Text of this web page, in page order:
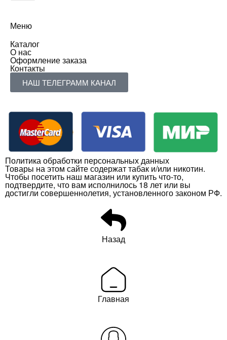
Меню
Каталог
О нас
Оформление заказа
Контакты
НАШ ТЕЛЕГРАММ КАНАЛ
Политика обработки персональных данных
Товары на этом сайте содержат табак и/или никотин.
Чтобы посетить наш магазин или купить что-то,
подтвердите, что вам исполнилось 18 лет или вы
достигли совершеннолетия, установленного законом РФ.
Назад
Главная